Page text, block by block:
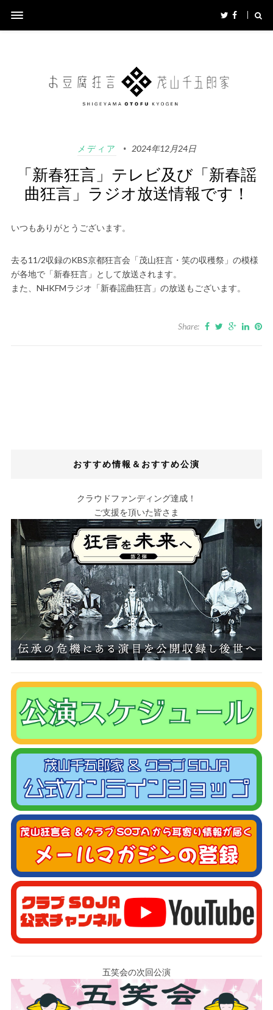
メディア 2024年12月24日
「新春狂言」テレビ及び「新春謡
曲狂言」ラジオ放送情報です！
いつもありがとうございます。
去る11/2収録のKBS京都狂言会「茂山狂言・笑の収穫祭」の模様
が各地で「新春狂言」として放送されます。
また、NHKFMラジオ「新春謡曲狂言」の放送もございます。
Share:
おすすめ情報＆おすすめ公演
クラウドファンディング達成！
ご支援を頂いた皆さま
五笑会の次回公演